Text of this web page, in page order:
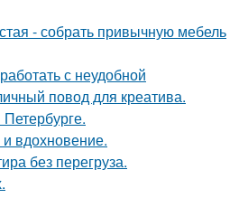
- собрать привычную мебель
с неудобной
повод для креатива.
вдохновение.
без перегруза.